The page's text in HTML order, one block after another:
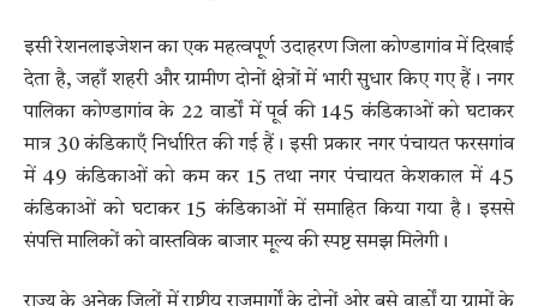
इसी रेशनलाइजेशन का एक महत्वपूर्ण उदाहरण जिला कोण्डागांव में दिखाई
देता है, जहाँ शहरी और ग्रामीण दोनों क्षेत्रों में भारी सुधार किए गए हैं। नगर
पालिका कोण्डागांव के 22 वार्डों में पूर्व की 145 कंडिकाओं को घटाकर
मात्र 30 कंडिकाएँ निर्धारित की गई हैं। इसी प्रकार नगर पंचायत फरसगांव
में 49 कंडिकाओं को कम कर 15 तथा नगर पंचायत केशकाल में 45
कंडिकाओं को घटाकर 15 कंडिकाओं में समाहित किया गया है। इससे
संपत्ति मालिकों को वास्तविक बाजार मूल्य की स्पष्ट समझ मिलेगी।
राज्य के अनेक जिलों में राष्ट्रीय राजमार्गों के दोनों ओर बसे वार्डों या ग्रामों के